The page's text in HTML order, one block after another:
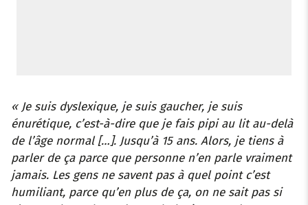
« Je suis dyslexique, je suis gaucher, je suis
énurétique, c’est-à-dire que je fais pipi au lit au-delà
de l’âge normal […]. Jusqu’à 15 ans. Alors, je tiens à
parler de ça parce que personne n’en parle vraiment
jamais. Les gens ne savent pas à quel point c’est
humiliant, parce qu’en plus de ça, on ne sait pas si